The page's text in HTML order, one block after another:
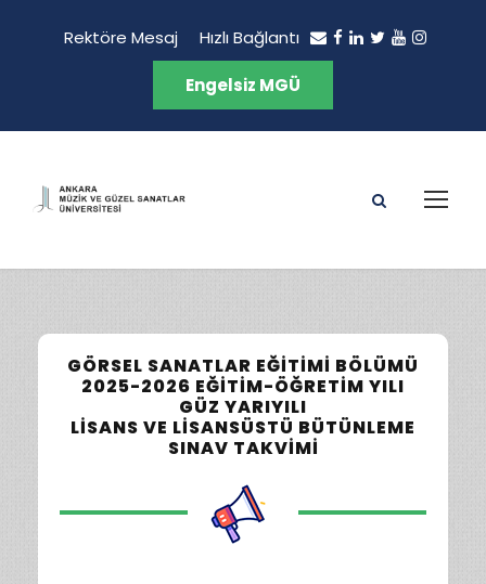
Rektöre Mesaj Hızlı Bağlantı
Engelsiz MGÜ
GÖRSEL SANATLAR EĞITIMI BÖLÜMÜ
2025-2026 EĞITIM-ÖĞRETIM YILI
GÜZ YARIYILI
LISANS VE LISANSÜSTÜ BÜTÜNLEME
SINAV TAKVIMI